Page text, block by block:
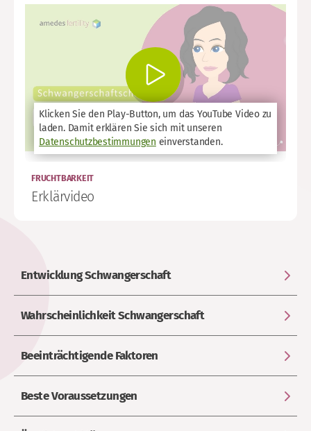
Klicken Sie den Play-Button, um das YouTube Video zu
laden. Damit erklären Sie sich mit unseren
Datenschutzbestimmungen einverstanden.
FRUCHTBARKEIT
Erklärvideo
Entwicklung Schwangerschaft
Wahrscheinlichkeit Schwangerschaft
Beeinträchtigende Faktoren
Beste Voraussetzungen